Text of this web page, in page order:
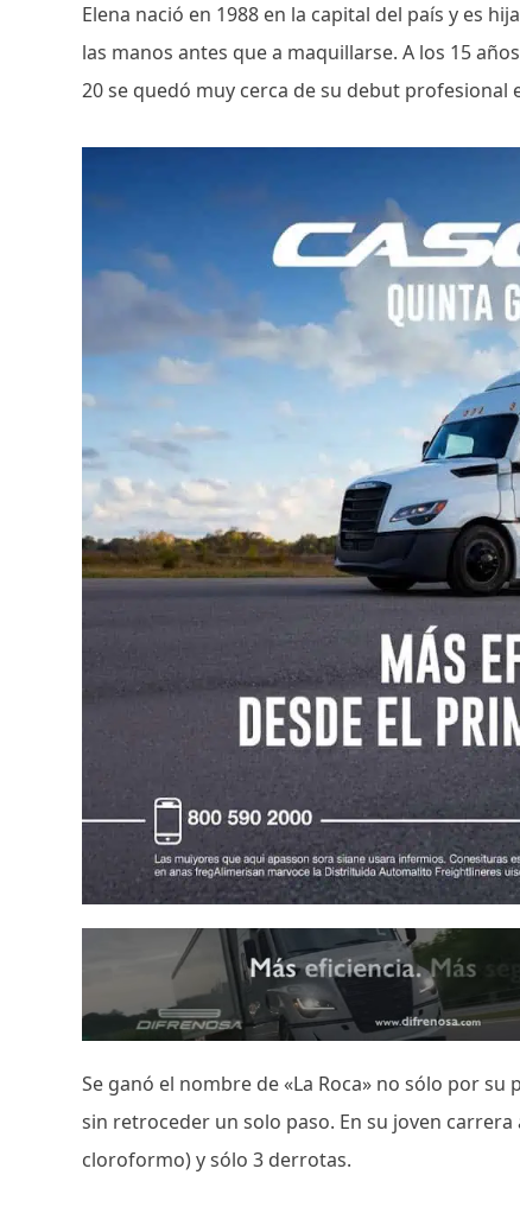
Elena nació en 1988 en la capital del país y es
las manos antes que a maquillarse. A los 15
20 se quedó muy cerca de su debut profesional
Se ganó el nombre de «La Roca» no sólo por
sin retroceder un solo paso. En su joven
cloroformo) y sólo 3 derrotas.